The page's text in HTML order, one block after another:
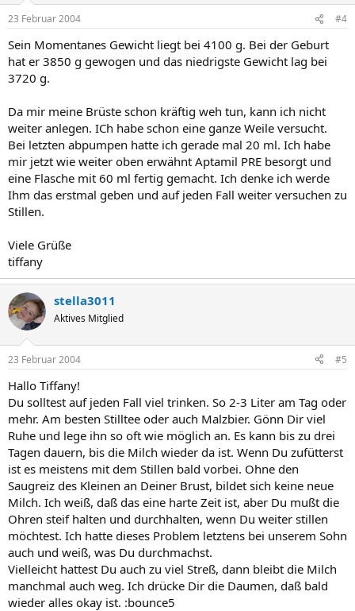
23 Februar 2004 #4
Sein Momentanes Gewicht liegt bei 4100 g. Bei der Geburt
hat er 3850 g gewogen und das niedrigste Gewicht lag bei
3720 g.
Da mir meine Brüste schon kräftig weh tun, kann ich nicht
weiter anlegen. ICh habe schon eine ganze Weile versucht.
Bei letzten abpumpen hatte ich gerade mal 20 ml. Ich habe
mir jetzt wie weiter oben erwähnt Aptamil PRE besorgt und
eine Flasche mit 60 ml fertig gemacht. Ich denke ich werde
Ihm das erstmal geben und auf jeden Fall weiter versuchen zu
Stillen.
Viele Grüße
tiffany
stella3011
Aktives Mitglied
23 Februar 2004 #5
Hallo Tiffany!
Du solltest auf jeden Fall viel trinken. So 2-3 Liter am Tag oder
mehr. Am besten Stilltee oder auch Malzbier. Gönn Dir viel
Ruhe und lege ihn so oft wie möglich an. Es kann bis zu drei
Tagen dauern, bis die Milch wieder da ist. Wenn Du zufütterst
ist es meistens mit dem Stillen bald vorbei. Ohne den
Saugreiz des Kleinen an Deiner Brust, bildet sich keine neue
Milch. Ich weiß, daß das eine harte Zeit ist, aber Du mußt die
Ohren steif halten und durchhalten, wenn Du weiter stillen
möchtest. Ich hatte dieses Problem letztens bei unserem Sohn
auch und weiß, was Du durchmachst.
Vielleicht hattest Du auch zu viel Streß, dann bleibt die Milch
manchmal auch weg. Ich drücke Dir die Daumen, daß bald
wieder alles okay ist. :bounce5